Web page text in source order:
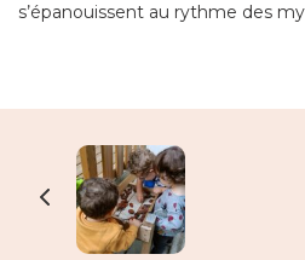
s’épanouissent au rythme des